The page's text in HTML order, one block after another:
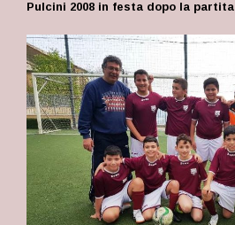
Pulcini 2008 in festa dopo la partita